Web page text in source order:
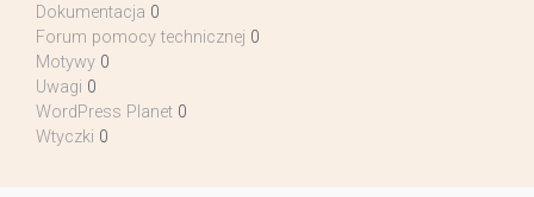
Dokumentacja 0
Forum pomocy technicznej 0
Motywy 0
Uwagi 0
WordPress Planet 0
Wtyczki 0